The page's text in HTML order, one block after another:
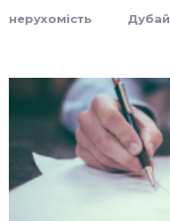
нерухомість Дубай